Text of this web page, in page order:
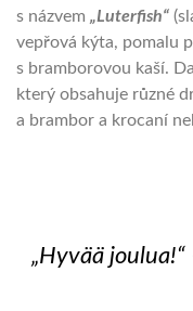
s názvem „Luterfish“
vepřová kýta, pomalu
s bramborovou kaší.
který obsahuje různé
a brambor a krocaní
„Hyvää